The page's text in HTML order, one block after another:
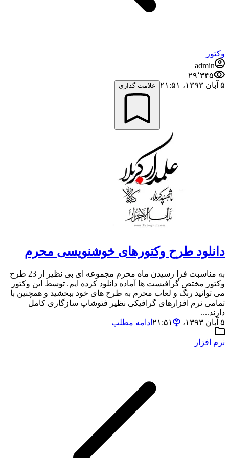
وکتور
admin
۲۹٬۳۴۵
۵ آبان ۱۳۹۳،‏ ۲۱:۵۱
علامت گذاری
دانلود طرح وکتورهای خوشنویسی محرم
به مناسبت فرا رسیدن ماه محرم مجموعه ای بی نظیر از 23 طرح
وکتور مختص گرافیست ها آماده دانلود کرده ایم. توسط این وکتور
می توانید رنگ و لعاب محرم به طرح های خود ببخشید و همچنین با
تمامی نرم افزارهای گرافیکی نظیر فتوشاپ سازگاری کامل
دارند....
۵ آبان ۱۳۹۳،‏ ۲۱:۵۱
ادامه مطلب
نرم افزار